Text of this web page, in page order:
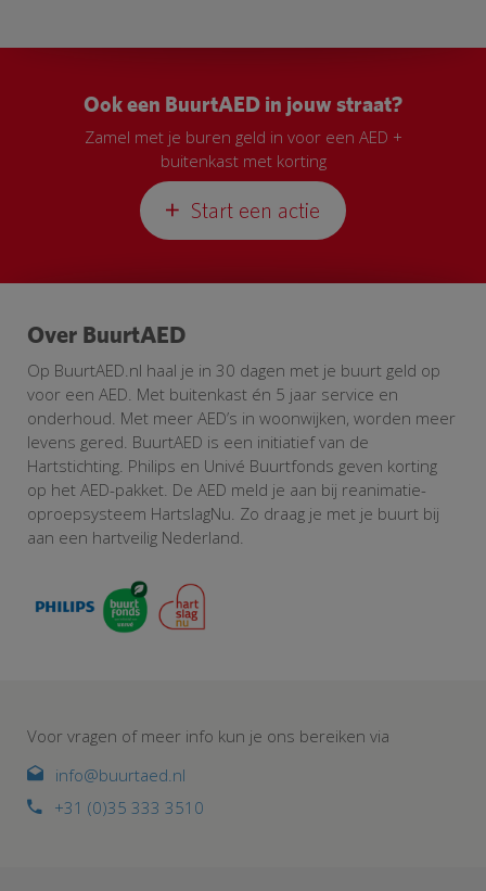
Ook een BuurtAED in jouw straat?
Zamel met je buren geld in voor een AED +
buitenkast met korting
Start een actie
Over BuurtAED
Op BuurtAED.nl haal je in 30 dagen met je buurt geld op
voor een AED. Met buitenkast én 5 jaar service en
onderhoud. Met meer AED’s in woonwijken, worden meer
levens gered. BuurtAED is een initiatief van de
Hartstichting. Philips en Univé Buurtfonds geven korting
op het AED-pakket. De AED meld je aan bij reanimatie-
oproepsysteem HartslagNu. Zo draag je met je buurt bij
aan een hartveilig Nederland.
Voor vragen of meer info kun je ons bereiken via
info@buurtaed.nl
+31 (0)35 333 3510